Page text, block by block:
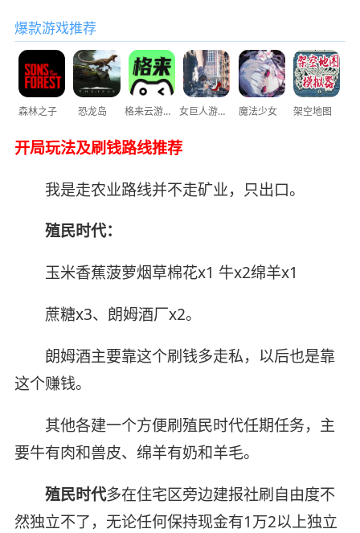
爆款游戏推荐
森林之子 恐龙岛 格来云游戏 女巨人游乐场 魔法少女 架空地图
开局玩法及刷钱路线推荐
我是走农业路线并不走矿业，只出口。
殖民时代：
玉米香蕉菠萝烟草棉花x1 牛x2绵羊x1
蔗糖x3、朗姆酒厂x2。
朗姆酒主要靠这个刷钱多走私，以后也是靠
这个赚钱。
其他各建一个方便刷殖民时代任期任务，主
要牛有肉和兽皮、绵羊有奶和羊毛。
殖民时代多在住宅区旁边建报社刷自由度不
然独立不了，无论任何保持现金有1万2以上独立